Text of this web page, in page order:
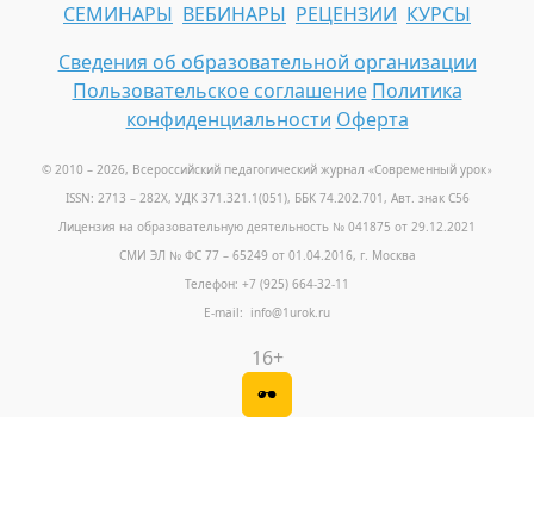
СЕМИНАРЫ ВЕБИНАРЫ РЕЦЕНЗИИ КУРСЫ
Сведения об образовательной организации
Пользовательское соглашение Политика
конфиденциальности Оферта
© 2010 – 2026, Всероссийский педагогический журнал «Современный урок»
ISSN: 2713 – 282X, УДК 371.321.1(051), ББК 74.202.701, Авт. знак С56
Лицензия на образовательную деятельность № 041875 от 29.12.2021
СМИ ЭЛ № ФС 77 – 65249 от 01.04.2016, г. Москва
Телефон: +7 (925) 664-32-11
E-mail: info@1urok.ru
16+